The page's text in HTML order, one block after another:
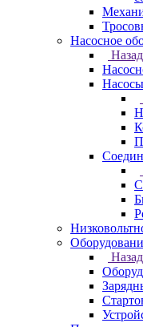
Насосное
Назад
Назад